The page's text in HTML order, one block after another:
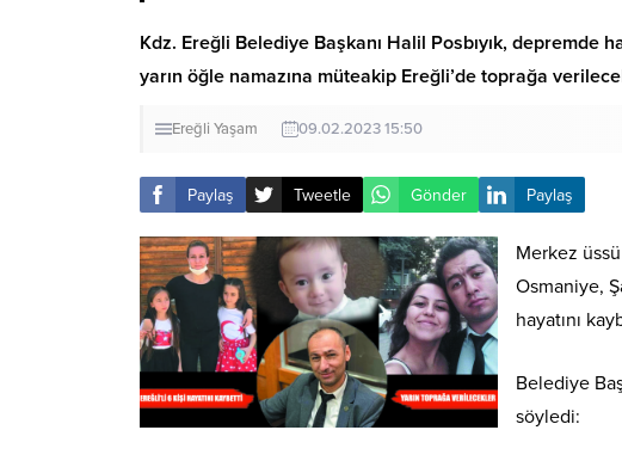
Kdz. Ereğli Belediye Başkanı Halil Posbıyık, depremde
yarın öğle namazına müteakip Ereğli’de toprağa
Ereğli Yaşam 09.02.2023 15:50
Paylaş Tweetle Gönder Paylaş
Merkez
Osmaniye,
hayatını
Belediye
söyledi: